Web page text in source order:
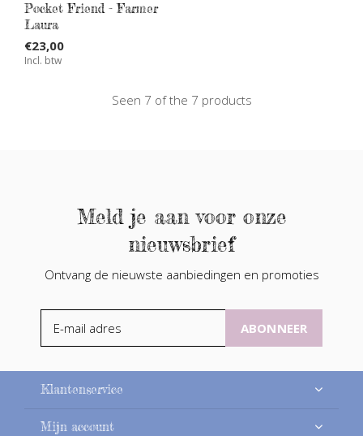
Pocket Friend - Farmer
Laura
€23,00
Incl. btw
Seen 7 of the 7 products
Meld je aan voor onze
nieuwsbrief
Ontvang de nieuwste aanbiedingen en promoties
ABONNEER
Klantenservice
Mijn account